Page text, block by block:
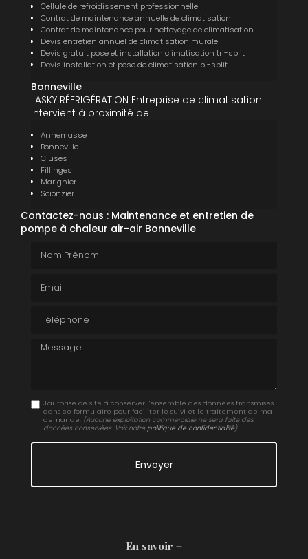
Cellule de refroidissement professionnelle
Contrat de maintenance annuelle de climatisation
Contrat de maintenance pour nettoyage de climatisation
Devis entretien annuel de climatisation murale
Devis gratuit pose et installation climatisation tri-split
Devis installation et pose de climatisation bi-split
Bonneville
LASKY RÉFRIGÉRATION Entreprise de climatisation
intervient à proximité de :
Annemasse
Bonneville
Cluses
Fillinges
Marignier
Scionzier
Contactez-nous : Maintenance et entretien de
pompe à chaleur air-air Bonneville
Message
J'autorise ce site à conserver l'ensemble des données transmises
dans ce formulaire pour faciliter le suivi et le traitement de ma
demande. (Aucune exploitation commerciale ne sera faite des
données conservées. Voir notre politique de confidentialité)
En savoir +